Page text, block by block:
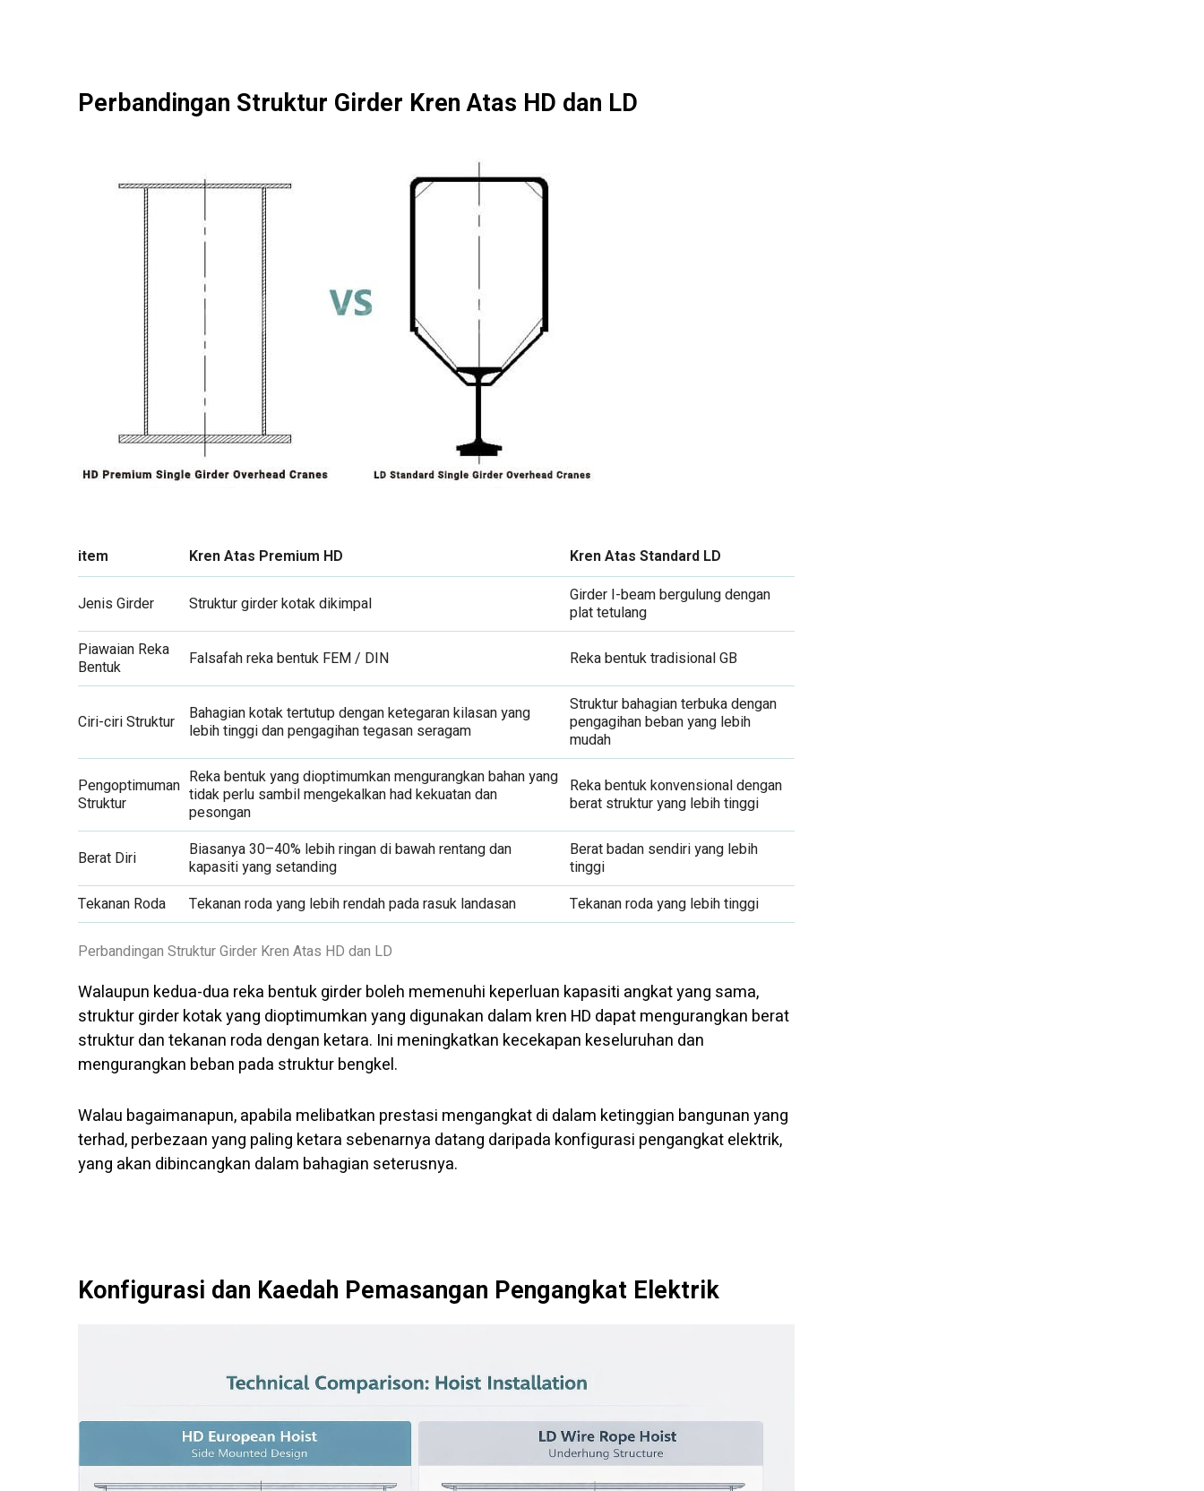
Perbandingan Struktur Girder Kren Atas HD dan LD
item Kren Atas Premium HD Kren Atas Standard LD
Jenis Girder Struktur girder kotak dikimpal
Girder I-beam bergulung dengan
plat tetulang
Piawaian Reka
Bentuk
Falsafah reka bentuk FEM / DIN Reka bentuk tradisional GB
Ciri-ciri Struktur
Bahagian kotak tertutup dengan ketegaran kilasan yang
lebih tinggi dan pengagihan tegasan seragam
Struktur bahagian terbuka dengan
pengagihan beban yang lebih
mudah
Pengoptimuman
Struktur
Reka bentuk yang dioptimumkan mengurangkan bahan yang
tidak perlu sambil mengekalkan had kekuatan dan
pesongan
Reka bentuk konvensional dengan
berat struktur yang lebih tinggi
Berat Diri
Biasanya 30–40% lebih ringan di bawah rentang dan
kapasiti yang setanding
Berat badan sendiri yang lebih
tinggi
Tekanan Roda
Tekanan roda yang lebih rendah pada rasuk landasan Tekanan roda yang lebih tinggi
Perbandingan Struktur Girder Kren Atas HD dan LD
Walaupun kedua-dua reka bentuk girder boleh memenuhi keperluan kapasiti angkat yang sama,
struktur girder kotak yang dioptimumkan yang digunakan dalam kren HD dapat mengurangkan berat
struktur dan tekanan roda dengan ketara. Ini meningkatkan kecekapan keseluruhan dan
mengurangkan beban pada struktur bengkel.
Walau bagaimanapun, apabila melibatkan prestasi mengangkat di dalam ketinggian bangunan yang
terhad, perbezaan yang paling ketara sebenarnya datang daripada konfigurasi pengangkat elektrik,
yang akan dibincangkan dalam bahagian seterusnya.
Konfigurasi dan Kaedah Pemasangan Pengangkat Elektrik